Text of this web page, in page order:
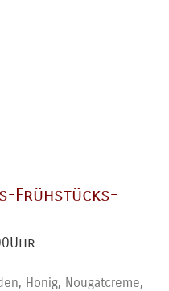
Frühstücks-
Honig, Nougatcreme,